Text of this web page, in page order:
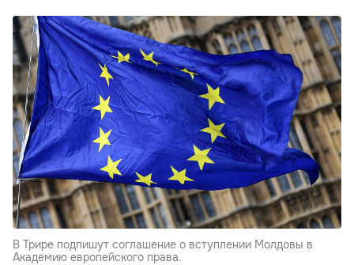
В Трире подпишут соглашение о вступлении Молдовы в
Академию европейского права.